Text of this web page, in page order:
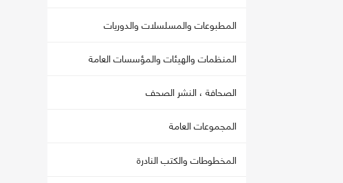
المطبوعات والمسلسلات والدوريات
المنظمات والهيئات والمؤسسات العامة
الصحافة ، النشر الصحف
المجموعات العامة
المخطوطات والكتب النادرة